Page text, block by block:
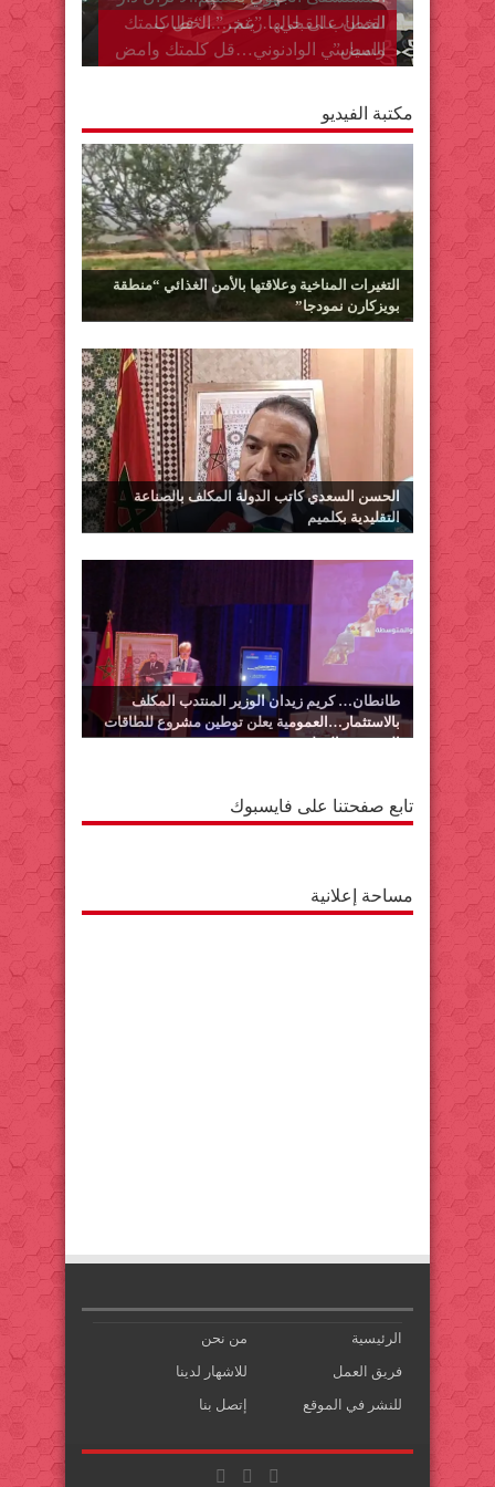
الخطاب القبلي…”ينخر” الخطاب
السياسي الوادنوني…قل كلمتك وامض
مكتبة الفيديو
التغيرات المناخية وعلاقتها بالأمن الغذائي “منطقة
بويزكارن نمودجا”
الحسن السعدي كاتب الدولة المكلف بالصناعة
التقليدية بكلميم
طانطان… كريم زيدان الوزير المنتدب المكلف
بالاستثمار…العمومية يعلن توطين مشروع للطاقات
المتجددة بالوطية
تابع صفحتنا على فايسبوك
مساحة إعلانية
الرئيسية
من نحن
فريق العمل
للاشهار لدينا
للنشر في الموقع
إتصل بنا